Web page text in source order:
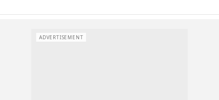
ADVERTISEMENT